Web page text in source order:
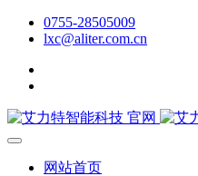
0755-28505009
lxc@aliter.com.cn
网站首页